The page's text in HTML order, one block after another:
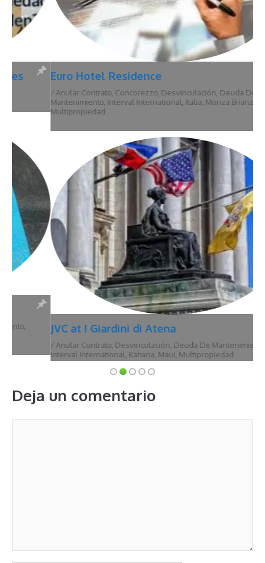
Euro Hotel Residence
Anular Contrato,Concorezzo,Desvinculación,Deuda De
Mantenimiento,Interval International,Italia,Monza Brianza,
Multipropiedad
JVC at I Giardini di Atena
Anular Contrato,Desvinculación,Deuda De Mantenimiento,Hawái,
Interval International,Kahana,Maui,Multipropiedad